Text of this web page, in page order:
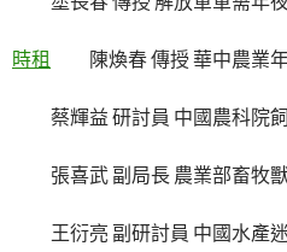
時租 陳煥春 傳授 華中農業
蔡輝益 研討員 中國農科院
張喜武 副局長 農業部畜牧
王衍亮 副研討員 中國水產